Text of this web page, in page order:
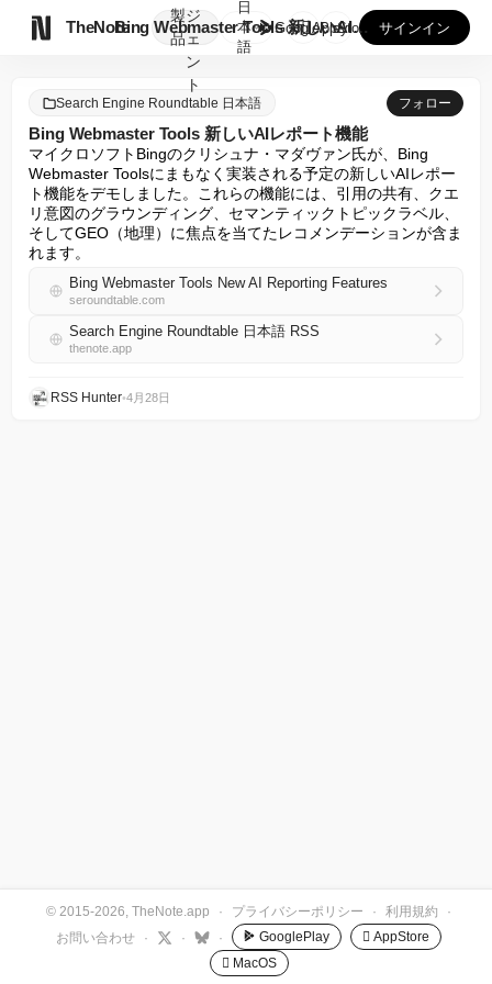
TheNote
製
品
ジ
ェ
ン
ト
Bing Webmaster Tools 新しいAIレポート...
日
本
語
GooglePlay
AppStore サインイン
Search Engine Roundtable 日本語 フォロー
Bing Webmaster Tools 新しいAIレポート機能
マイクロソフトBingのクリシュナ・マダヴァン氏が、Bing
Webmaster Toolsにまもなく実装される予定の新しいAIレポー
ト機能をデモしました。これらの機能には、引用の共有、クエ
リ意図のグラウンディング、セマンティックトピックラベル、
そしてGEO（地理）に焦点を当てたレコメンデーションが含ま
れます。
Bing Webmaster Tools New AI Reporting Features
seroundtable.com
Search Engine Roundtable 日本語 RSS
thenote.app
RSS Hunter•4月28日
© 2015-2026, TheNote.app · プライバシーポリシー · 利用規約
·
お問い合わせ
· · · GooglePlay
 AppStore
 MacOS